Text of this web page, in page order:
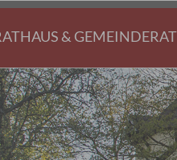
& GEMEINDERAT